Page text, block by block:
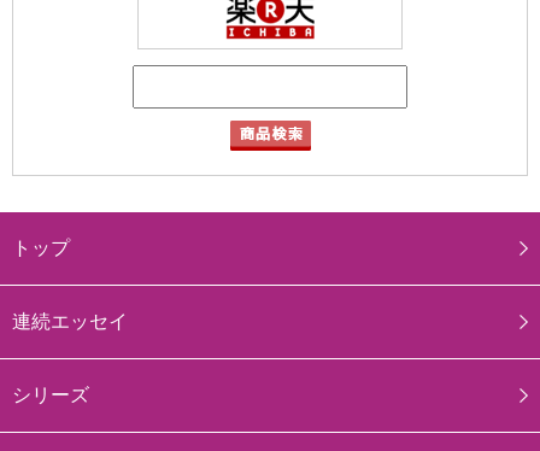
トップ
連続エッセイ
シリーズ